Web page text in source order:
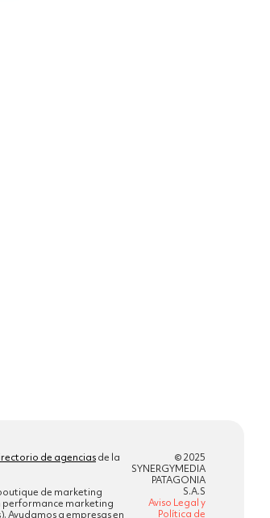
de agenciasde la
de marketing
performance marketing
Ayudamos a empresas en
© 2025
SYNERGYMEDIA
PATAGONIA
S.A.S
Aviso Legal y
Política de